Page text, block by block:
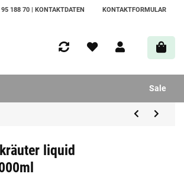
188 70 | KONTAKTDATEN KONTAKTFORMULAR
Sale
liquid